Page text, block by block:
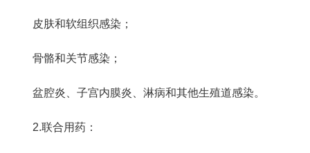
皮肤和软组织感染；
骨骼和关节感染；
盆腔炎、子宫内膜炎、淋病和其他生殖道感染。
2.联合用药：